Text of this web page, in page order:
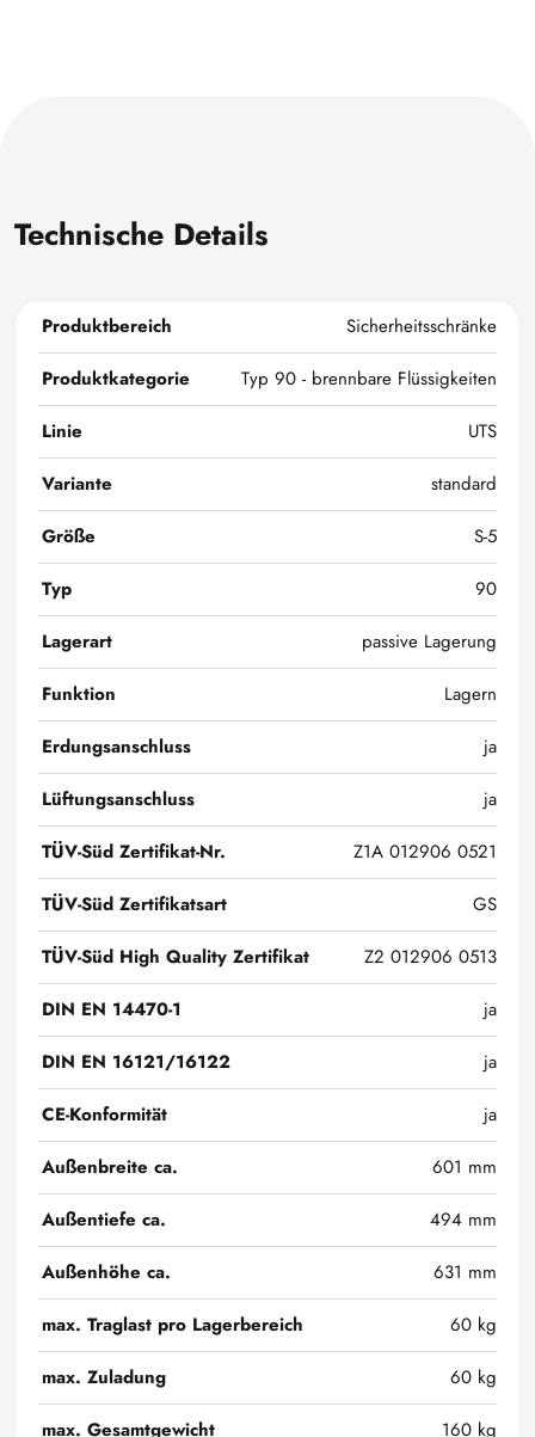
Technische Details
Produktbereich
Sicherheitsschränke
Produktkategorie
Typ 90 - brennbare Flüssigkeiten
Linie
UTS
Variante
standard
Größe
S-5
Typ
90
Lagerart
passive Lagerung
Funktion
Lagern
Erdungsanschluss
ja
Lüftungsanschluss
ja
TÜV-Süd Zertifikat-Nr.
Z1A 012906 0521
TÜV-Süd Zertifikatsart
GS
TÜV-Süd High Quality Zertifikat
Z2 012906 0513
DIN EN 14470-1
ja
DIN EN 16121/16122
ja
CE-Konformität
ja
Außenbreite ca.
601 mm
Außentiefe ca.
494 mm
Außenhöhe ca.
631 mm
max. Traglast pro Lagerbereich
60 kg
max. Zuladung
60 kg
max. Gesamtgewicht
160 kg